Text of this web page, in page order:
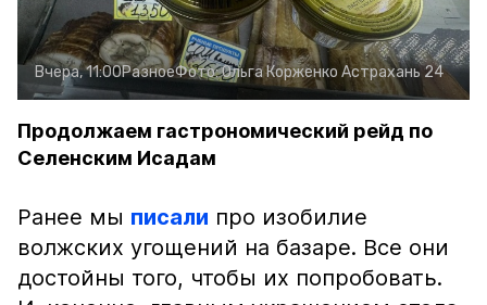
Вчера, 11:00РазноеФото:Ольга Корженко Астрахань 24
Продолжаем гастрономический рейд по
Селенским Исадам
Ранее мы писали про изобилие
волжских угощений на базаре. Все они
достойны того, чтобы их попробовать.